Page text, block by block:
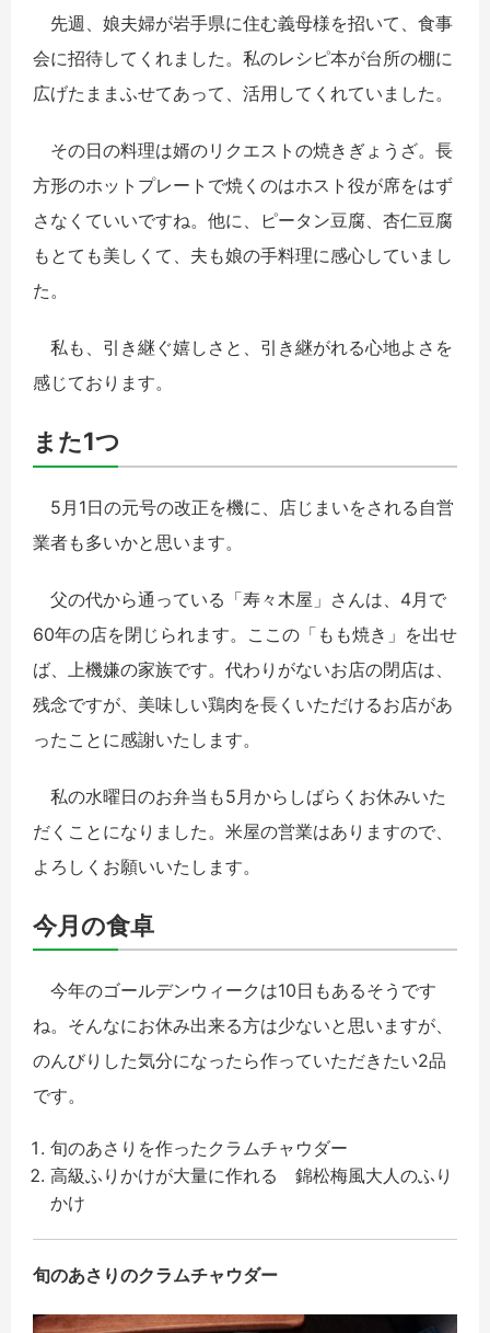
先週、娘夫婦が岩手県に住む義母様を招いて、食事
会に招待してくれました。私のレシピ本が台所の棚に
広げたままふせてあって、活用してくれていました。
その日の料理は婿のリクエストの焼きぎょうざ。長
方形のホットプレートで焼くのはホスト役が席をはず
さなくていいですね。他に、ピータン豆腐、杏仁豆腐
もとても美しくて、夫も娘の手料理に感心していまし
た。
私も、引き継ぐ嬉しさと、引き継がれる心地よさを
感じております。
また1つ
5月1日の元号の改正を機に、店じまいをされる自営
業者も多いかと思います。
父の代から通っている「寿々木屋」さんは、4月で
60年の店を閉じられます。ここの「もも焼き」を出せ
ば、上機嫌の家族です。代わりがないお店の閉店は、
残念ですが、美味しい鶏肉を長くいただけるお店があ
ったことに感謝いたします。
私の水曜日のお弁当も5月からしばらくお休みいた
だくことになりました。米屋の営業はありますので、
よろしくお願いいたします。
今月の食卓
今年のゴールデンウィークは10日もあるそうです
ね。そんなにお休み出来る方は少ないと思いますが、
のんびりした気分になったら作っていただきたい2品
です。
旬のあさりを作ったクラムチャウダー
高級ふりかけが大量に作れる 錦松梅風大人のふり
かけ
旬のあさりのクラムチャウダー